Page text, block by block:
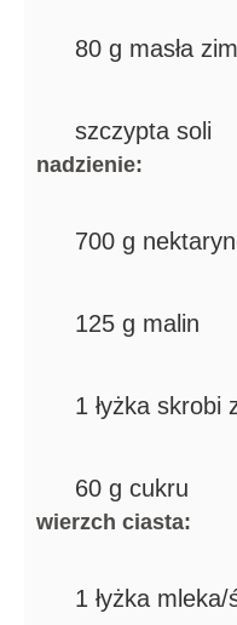
80 g masła
szczypta soli
nadzienie:
700 g
125 g malin
1 łyżka skrobi
60 g cukru
wierzch ciasta:
1 łyżka